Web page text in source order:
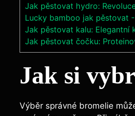
Jak pěstovat hydro:
Lucky bamboo jak pěstovat
Jak pěstovat kalu: Elegantní
Jak pěstovat čočku:
Jak si
Výběr správné bromelie